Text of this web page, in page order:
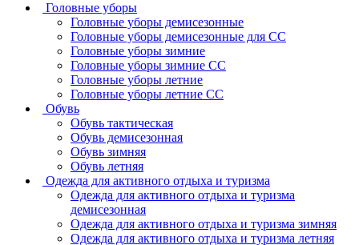
Головные уборы
Головные уборы демисезонные
Головные уборы демисезонные для СС
Головные уборы зимние
Головные уборы зимние СС
Головные уборы летние
Головные уборы летние СС
Обувь
Обувь тактическая
Обувь демисезонная
Обувь зимняя
Обувь летняя
Одежда для активного отдыха и туризма
Одежда для активного отдыха и туризма
демисезонная
Одежда для активного отдыха и туризма зимняя
Одежда для активного отдыха и туризма летняя